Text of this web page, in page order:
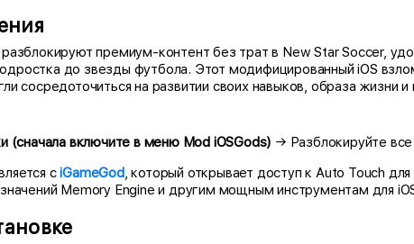
премиум-контент без трат в New Star Soccer,
до звезды футбола. Этот модифицированный iOS
сосредоточиться на развитии своих навыков, образа жизни
(сначала включите в меню Mod iOSGods) → Разблокируйте
сiGameGod, который открывает доступ к Auto Touch
Memory Engine и другим мощным инструментам для